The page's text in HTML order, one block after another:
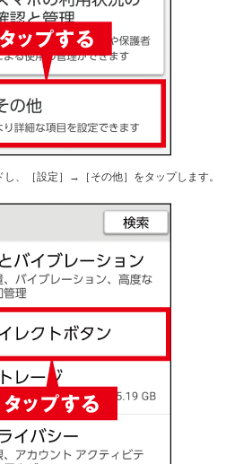
、［設定］→［その他］をタップします。